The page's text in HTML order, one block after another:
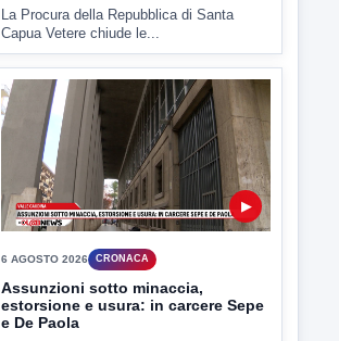
La Procura della Repubblica di Santa
Capua Vetere chiude le...
▶
6 AGOSTO 2026 CRONACA
Assunzioni sotto minaccia,
estorsione e usura: in carcere Sepe
e De Paola